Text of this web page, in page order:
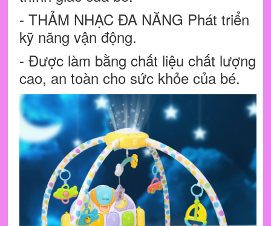
- THẢM NHẠC ĐA NĂNG Phát triển
kỹ năng vận động.
- Được làm bằng chất liệu chất lượng
cao, an toàn cho sức khỏe của bé.